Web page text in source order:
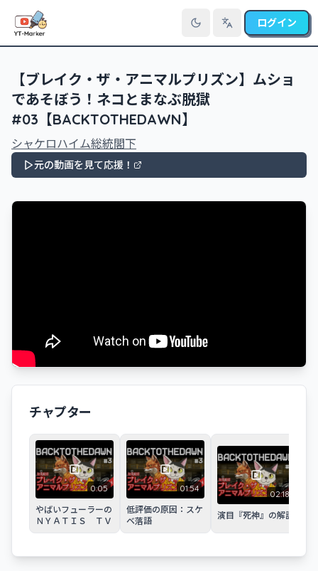
言語を切り替え
ログイン
【ブレイク・ザ・アニマルプリズン】ムショ
であそぼう！ネコとまなぶ脱獄
#03【BACKTOTHEDAWN】
シャケロハイム総統閣下
元の動画を見て応援！
チャプター
0:05
やばいフューラーの
ＮＹＡＴＩＳ ＴＶ
01:54
低評価の原因：スケ
ベ落語
02:18
演目『死神』の解説